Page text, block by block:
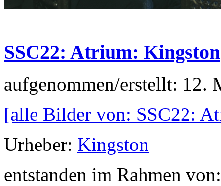
SSC22: Atrium: Kingston
aufgenommen/erstellt: 12.
[alle Bilder von: SSC22:
Urheber: Kingston
entstanden im Rahmen